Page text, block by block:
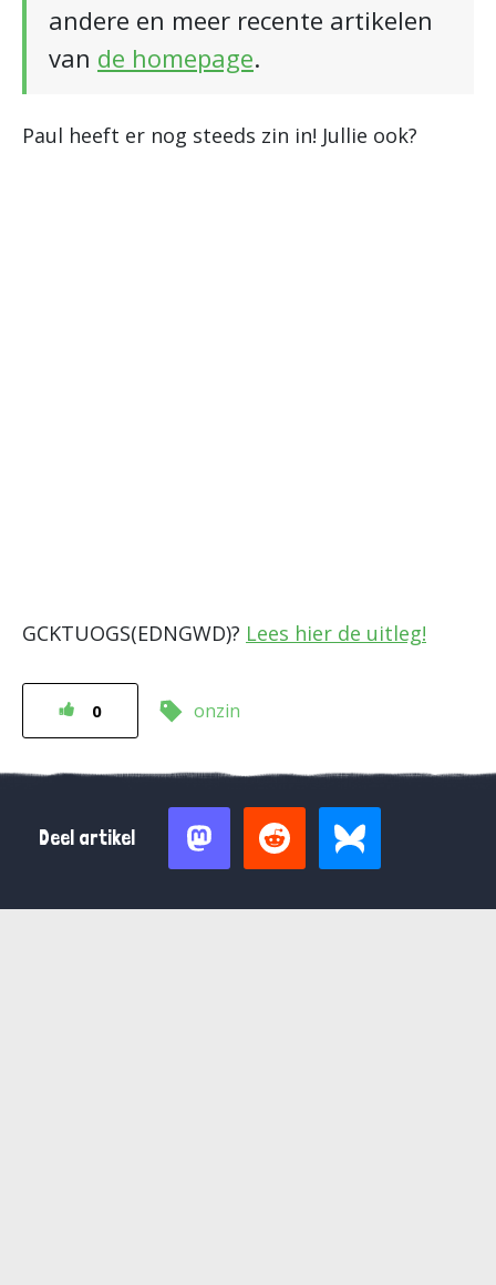
andere en meer recente artikelen
van de homepage.
Paul heeft er nog steeds zin in! Jullie ook?
GCKTUOGS(EDNGWD)? Lees hier de uitleg!
0 onzin
Deel artikel